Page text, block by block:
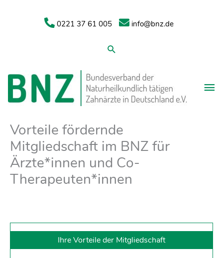
0221 37 61 005 info@bnz.de
Suchen
Vorteile fördernde
Mitgliedschaft im BNZ für
Ärzte*innen und Co-
Therapeuten*innen
Ihre Vorteile der Mitgliedschaft